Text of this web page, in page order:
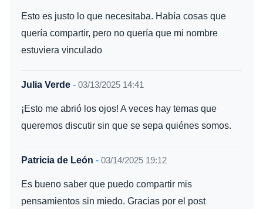
Esto es justo lo que necesitaba. Había cosas que
quería compartir, pero no quería que mi nombre
estuviera vinculado
Julia Verde - 03/13/2025 14:41
¡Esto me abrió los ojos! A veces hay temas que
queremos discutir sin que se sepa quiénes somos.
Patricia de León - 03/14/2025 19:12
Es bueno saber que puedo compartir mis
pensamientos sin miedo. Gracias por el post